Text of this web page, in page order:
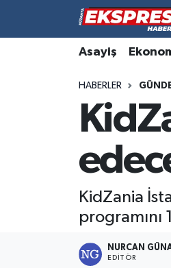
Asayiş
HABERLER
KidZania
NURCAN
EDITÖR
Altıntaş
Aslanapa
Biyografiler
Çavdarhisar
Domaniç
Hava Durumu
Trafik Durumu
Süper Lig Puan Durumu
Tüm Manşetler
Son Dakika Haberleri
Haber Arşivi